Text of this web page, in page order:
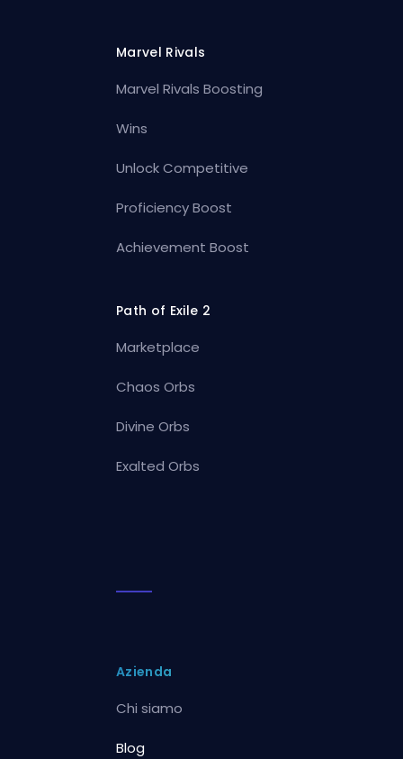
Marvel Rivals
Marvel Rivals Boosting
Wins
Unlock Competitive
Proficiency Boost
Achievement Boost
Path of Exile 2
Marketplace
Chaos Orbs
Divine Orbs
Exalted Orbs
Azienda
Chi siamo
Blog